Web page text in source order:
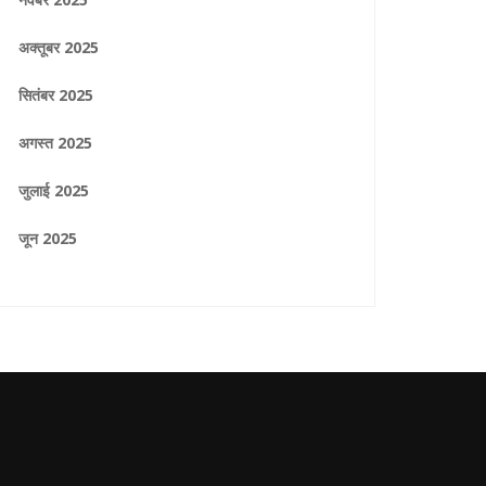
अक्तूबर 2025
सितंबर 2025
अगस्त 2025
जुलाई 2025
जून 2025